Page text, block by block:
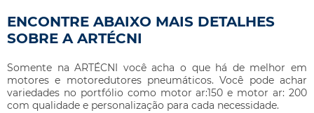
ENCONTRE ABAIXO MAIS DETALHES
SOBRE A ARTÉCNI
Somente na ARTÉCNI você acha o que há de melhor em
motores e motoredutores pneumáticos. Você pode achar
variedades no portfólio como motor ar:150 e motor ar: 200
com qualidade e personalização para cada necessidade.